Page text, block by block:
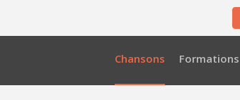
Chansons Formations